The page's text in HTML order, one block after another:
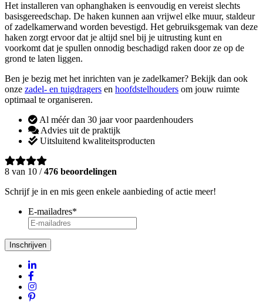
Het installeren van ophanghaken is eenvoudig en vereist slechts
basisgereedschap. De haken kunnen aan vrijwel elke muur, staldeur
of zadelkamerwand worden bevestigd. Het gebruiksgemak van deze
haken zorgt ervoor dat je altijd snel bij je uitrusting kunt en
voorkomt dat je spullen onnodig beschadigd raken door ze op de
grond te laten liggen.
Ben je bezig met het inrichten van je zadelkamer? Bekijk dan ook
onze zadel- en tuigdragers en hoofdstelhouders om jouw ruimte
optimaal te organiseren.
Al méér dan 30 jaar voor paardenhouders
Advies uit de praktijk
Uitsluitend kwaliteitsproducten
8 van 10 /476 beoordelingen
Schrijf je in en mis geen enkele aanbieding of actie meer!
E-mailadres*
Inschrijven